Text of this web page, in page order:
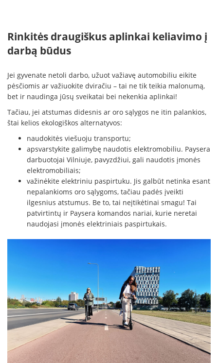
Rinkitės draugiškus aplinkai keliavimo į
darbą būdus
Jei gyvenate netoli darbo, užuot važiavę automobiliu eikite
pėsčiomis ar važiuokite dviračiu – tai ne tik teikia malonumą,
bet ir naudinga jūsų sveikatai bei nekenkia aplinkai!
Tačiau, jei atstumas didesnis ar oro sąlygos ne itin palankios,
štai kelios ekologiškos alternatyvos:
naudokitės viešuoju transportu;
apsvarstykite galimybę naudotis elektromobiliu. Paysera
darbuotojai Vilniuje, pavyzdžiui, gali naudotis įmonės
elektromobiliais;
važinėkite elektriniu paspirtuku. Jis galbūt netinka esant
nepalankioms oro sąlygoms, tačiau padės įveikti
ilgesnius atstumus. Be to, tai neįtikėtinai smagu! Tai
patvirtintų ir Paysera komandos nariai, kurie neretai
naudojasi įmonės elektriniais paspirtukais.